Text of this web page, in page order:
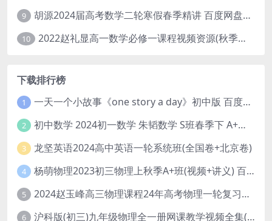
9 胡源2024届高考数学二轮寒假春季精讲 百度网盘分享
10 2022赵礼显高一数学必修一课程视频资源(秋季班 含讲义)百度网盘云
下载排行榜
1 一天一个小故事《one story a day》初中版 百度网盘分享下载
2 初中数学 2024初一数学 朱韬数学 S班春季下 A+班春季下 百度云网盘
3 龙坚英语2024高中英语一轮系统班(全国卷+北京卷)
4 杨萌物理2023初三物理上秋季A+班(视频+讲义) 百度网盘分享
5 2024赵玉峰高三物理课程24年高考物理一轮复习网课教程
6 沪科版(初三)九年级物理全一册网课教学视频全集(录播版 杜春雨 66讲)